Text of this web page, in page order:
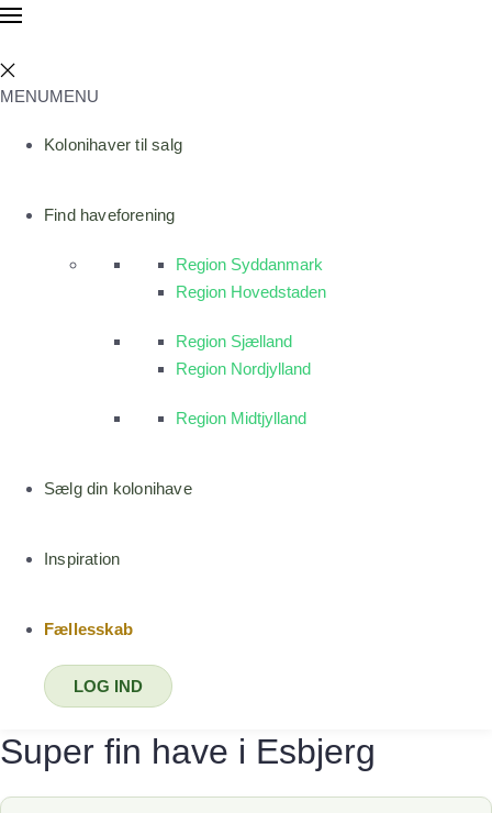
MENUMENU
Kolonihaver til salg
Find haveforening
Region Syddanmark
Region Hovedstaden
Region Sjælland
Region Nordjylland
Region Midtjylland
Sælg din kolonihave
Inspiration
Fællesskab
LOG IND
Super fin have i Esbjerg